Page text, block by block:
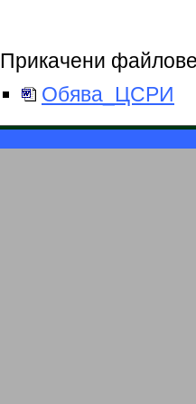
Прикачени
Обява_ЦСРИ